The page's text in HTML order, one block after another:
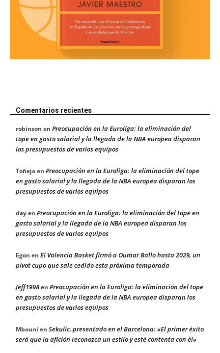
Comentarios recientes
robinson en Preocupación en la Euroliga: la eliminación del
tope en gasto salarial y la llegada de la NBA europea disparan
los presupuestos de varios equipos
Toñejoen Preocupación en la Euroliga: la eliminación del tope
en gasto salarial y la llegada de la NBA europea disparan los
presupuestos de varios equipos
dayen Preocupación en la Euroliga: la eliminación del tope en
gasto salarial y la llegada de la NBA europea disparan los
presupuestos de varios equipos
Egon en El Valencia Basket firmó a Oumar Ballo hasta 2029, un
pívot cupo que sale cedido esta próxima temporada
Jeff1998en Preocupación en la Euroliga: la eliminación del tope
en gasto salarial y la llegada de la NBA europea disparan los
presupuestos de varios equipos
Mbouni en Sekulic, presentado en el Barcelona: «El primer éxito
será que la afición reconozca un estilo y esté contenta con él»